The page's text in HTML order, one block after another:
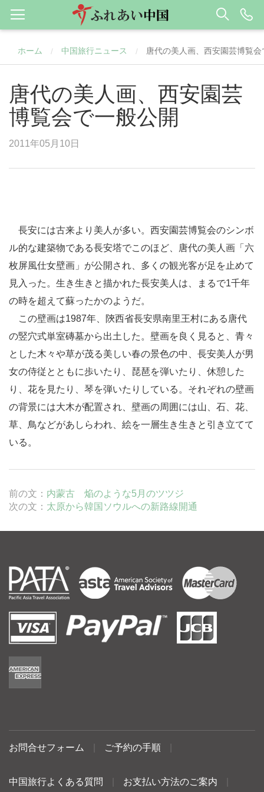
ホーム / 中国旅行ニュース / 唐代の美人画、西安園芸博覧
唐代の美人画、西安園芸
博覧会で一般公開
2011年05月10日
長安には古来より美人が多い。西安園芸博覧会のシンボ
ル的な建築物である長安塔でこのほど、唐代の美人画「六
枚屏風仕女壁画」が公開され、多くの観光客が足を止めて
見入った。生き生きと描かれた長安美人は、まるで1千年
の時を超えて蘇ったかのようだ。
この壁画は1987年、陝西省長安県南里王村にある唐代
の竪穴式単室磚墓から出土した。壁画を良く見ると、青々
とした木々や草が茂る美しい春の景色の中、長安美人が男
女の侍従とともに歩いたり、琵琶を弾いたり、休憩した
り、花を見たり、琴を弾いたりしている。それぞれの壁画
の背景には大木が配置され、壁画の周囲には山、石、花、
草、鳥などがあしらわれ、絵を一層生き生きと引き立てて
いる。
前の文： 内蒙古 焔のような5月のツツジ
次の文： 太原から韓国ソウルへの新路線開通
お問合せフォーム ご予約の手順
中国旅行よくある質問 お支払い方法のご案内